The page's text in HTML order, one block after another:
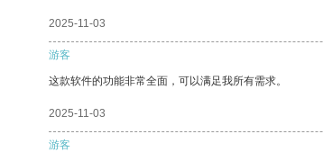
2025-11-03
游客
这款软件的功能非常全面，可以满足我所有需求。
2025-11-03
游客